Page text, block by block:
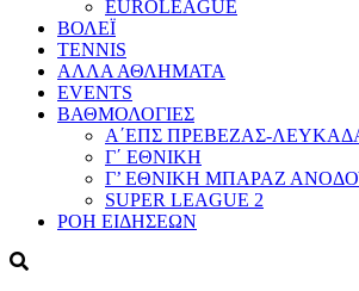
EUROLEAGUE
ΒΟΛΕΪ
TENNIS
ΑΛΛΑ ΑΘΛΗΜΑΤΑ
EVENTS
ΒΑΘΜΟΛΟΓΙΕΣ
Α΄ΕΠΣ ΠΡΕΒΕΖΑΣ-
Γ΄ ΕΘΝΙΚΗ
Γ’ ΕΘΝΙΚΗ ΜΠΑΡΑΖ
SUPER LEAGUE 2
ΡΟΗ ΕΙΔΗΣΕΩΝ